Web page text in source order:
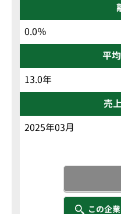
0.0％
平
13.0年
売
2025年03月
この企